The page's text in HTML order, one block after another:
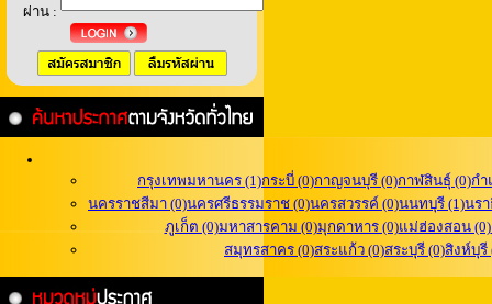
ผ่าน :
กรุงเทพมหานคร (1)กระบี่ (0)กาญจนบุรี (0)กาฬสินธุ์ (0)กำ
นครราชสีมา (0)นครศรีธรรมราช (0)นครสวรรค์ (0)นนทบุรี (1)นรา
ภูเก็ต (0)มหาสารคาม (0)มุกดาหาร (0)แม่ฮ่องสอน (0)
สมุทรสาคร (0)สระแก้ว (0)สระบุรี (0)สิงห์บุรี